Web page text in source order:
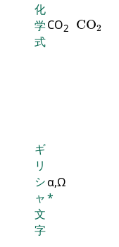
化
学
式
CO2 CO2
CO2
ギ
リ
シ
ャ
文
字
α,Ω
*